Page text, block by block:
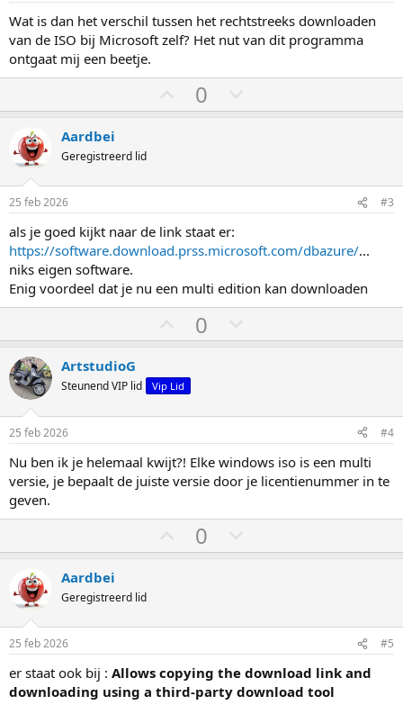
Wat is dan het verschil tussen het rechtstreeks downloaden
van de ISO bij Microsoft zelf? Het nut van dit programma
ontgaat mij een beetje.
t
o
h
o
o
g
0
t
o
l
a
a
g
Aardbei
Geregistreerd lid
25 feb 2026 #3
als je goed kijkt naar de link staat er:
https://software.download.prss.microsoft.com/dbazure/...
niks eigen software.
Enig voordeel dat je nu een multi edition kan downloaden
t
m
o
h
o
o
g
0
t
o
l
a
a
g
ArtstudioG
Steunend VIP lid Vip Lid
25 feb 2026 #4
Nu ben ik je helemaal kwijt?! Elke windows iso is een multi
versie, je bepaalt de juiste versie door je licentienummer in te
geven.
t
o
h
o
0
t
o
l
a
Aardbei
Geregistreerd lid
25 feb 2026 #5
er staat ook bij : Allows copying the download link and
downloading using a third-party download tool